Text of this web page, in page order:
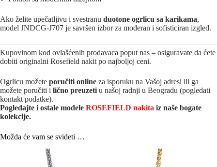
Ako želite upečatljivu i svestranu duotone ogrlicu sa karikama,
model JNDCG-J707 je savršen izbor za moderan i sofisticiran izgled.
Kupovinom kod ovlašćenih prodavaca poput nas – osiguravate da ćete
dobiti originalni Rosefield nakit po najboljoj ceni.
Ogrlicu možete poručiti online za isporuku na Vašoj adresi ili ga
možete poručiti i lično preuzetiu našoj radnji u Beogradu (pogledati
kontakt podatke).
Pogledajte i ostale modele ROSEFIELD nakita iz naše bogate
kolekcije.
Možda će vam se svideti …